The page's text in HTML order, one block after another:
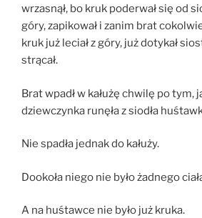
wrzasnął, bo kruk poderwał się od
góry, zapikował i zanim brat
kruk już leciał z góry, już dotykał
strącał.
Brat wpadł w kałużę chwilę po tym,
dziewczynka runęła z siodła
Nie spadła jednak do kałuży.
Dookoła niego nie było żadnego
A na huśtawce nie było już kruka.